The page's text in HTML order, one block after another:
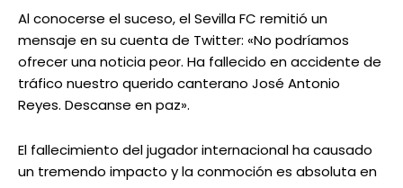
Al conocerse el suceso, el Sevilla FC remitió un
mensaje en su cuenta de Twitter: «No podríamos
ofrecer una noticia peor. Ha fallecido en accidente de
tráfico nuestro querido canterano José Antonio
Reyes. Descanse en paz».
El fallecimiento del jugador internacional ha causado
un tremendo impacto y la conmoción es absoluta en